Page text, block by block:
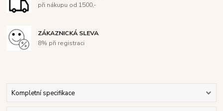
při nákupu od 1500,-
ZÁKAZNICKÁ SLEVA
8% při registraci
Kompletní specifikace